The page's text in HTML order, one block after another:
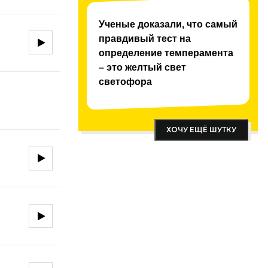
Ученые доказали, что самый
правдивый тест на
определение темперамента
– это желтый свет
светофора
ХОЧУ ЕЩЁ ШУТКУ